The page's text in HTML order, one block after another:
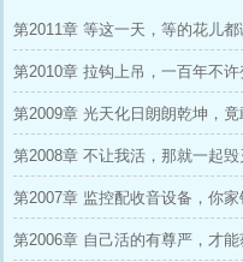
第2011章 等这一天，等的花儿都
第2010章 拉钩上吊，一百年不许
第2009章 光天化日朗朗乾坤，竟
第2008章 不让我活，那就一起毁
第2007章 监控配收音设备，你家
第2006章 自己活的有尊严，才能